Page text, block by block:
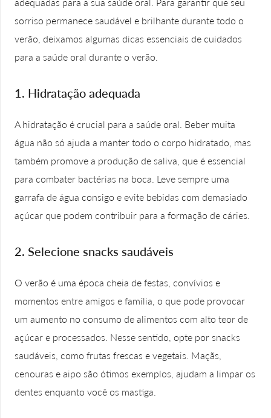
sorriso permanece saudável e brilhante durante todo o
verão, deixamos algumas dicas essenciais de cuidados
para a saúde oral durante o verão.
1. Hidratação adequada
A hidratação é crucial para a saúde oral. Beber muita
água não só ajuda a manter todo o corpo hidratado, mas
também promove a produção de saliva, que é essencial
para combater bactérias na boca. Leve sempre uma
garrafa de água consigo e evite bebidas com demasiado
açúcar que podem contribuir para a formação de cáries.
2. Selecione snacks saudáveis
O verão é uma época cheia de festas, convívios e
momentos entre amigos e família, o que pode provocar
um aumento no consumo de alimentos com alto teor de
açúcar e processados. Nesse sentido, opte por snacks
saudáveis, como frutas frescas e vegetais. Maçãs,
cenouras e aipo são ótimos exemplos, ajudam a limpar os
dentes enquanto você os mastiga.